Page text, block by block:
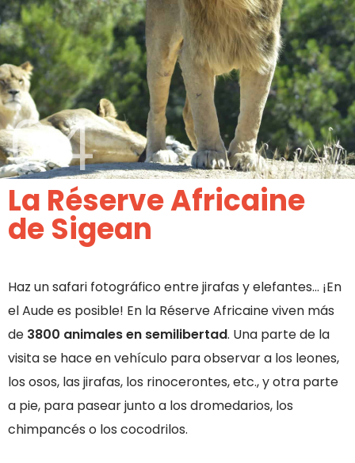
04
La Réserve Africaine
de Sigean
Haz un safari fotográfico entre jirafas y elefantes… ¡En
el Aude es posible! En la Réserve Africaine viven más
de 3800 animales en semilibertad. Una parte de la
visita se hace en vehículo para observar a los leones,
los osos, las jirafas, los rinocerontes, etc., y otra parte
a pie, para pasear junto a los dromedarios, los
chimpancés o los cocodrilos.